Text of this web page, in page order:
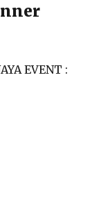
EVENT :